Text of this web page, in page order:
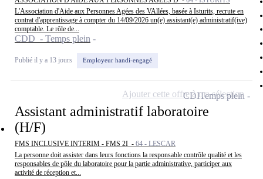
L'Association d'Aide aux Personnes Agées des VAllées, basée à Isturits, recrute en
contrat d'apprentissage à compter du 14/09/2026 un(e) assistant(e) administratif(ive)
comptable. Le rôle de...
CDD - Temps plein
Publié il y a 13 jours Employeur handi-engagé
Assistant administratif laboratoire
(H/F)
FMS INCLUSIVE INTERIM - FMS 2I - 64 - LESCAR
La personne doit assister dans leurs fonctions la responsable contrôle qualité et les
responsables de pôle du laboratoire pour la partie administrative, participer aux
activité de réception et...
CDITemps plein
Ajouter cette offre à ma sélection